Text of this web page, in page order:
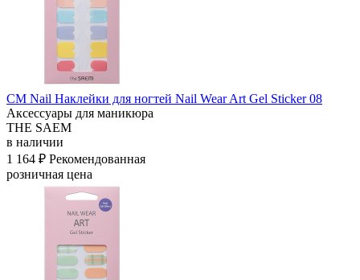
СМ Nail Наклейки для ногтей Nail Wear Art Gel Sticker 08
Аксессуары для маникюра
THE SAEM
в наличии
1 164 ₽ Рекомендованная
розничная цена